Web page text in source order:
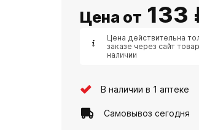
Цена от 133
Цена действительна
заказе через сайт
наличии
В наличии в 1 аптеке
Самовывоз сегодня